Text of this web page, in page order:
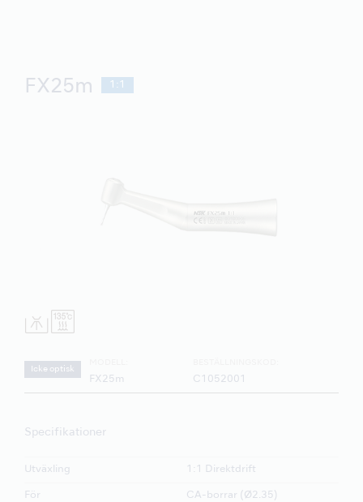
FX25m 1:1
Icke optisk
FX25m C1052001
Specifikationer
Utväxling 1:1 Direktdrift
För CA-borrar (Ø2.35)